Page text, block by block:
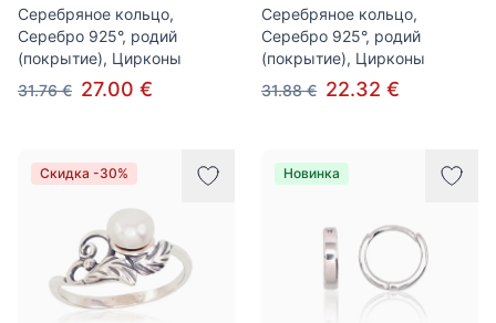
Серебряное кольцо,
Серебро 925°, родий
(покрытие), Цирконы
31.76 € 27.00 €
Серебряное кольцо,
Серебро 925°, родий
(покрытие), Цирконы
31.88 € 22.32 €
Скидка -30% Новинка